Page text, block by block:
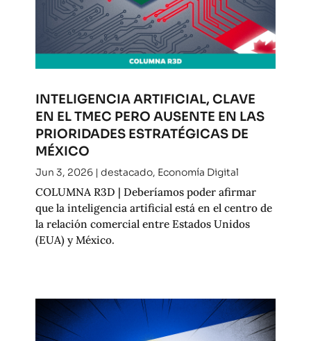
INTELIGENCIA ARTIFICIAL, CLAVE
EN EL TMEC PERO AUSENTE EN LAS
PRIORIDADES ESTRATÉGICAS DE
MÉXICO
Jun 3, 2026| destacado, Economía Digital
COLUMNA R3D | Deberíamos poder afirmar
que la inteligencia artificial está en el centro de
la relación comercial entre Estados Unidos
(EUA) y México.